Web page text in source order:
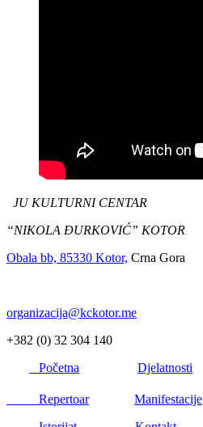
JU KULTURNI CENTAR
“NIKOLA ĐURKOVIĆ” KOTOR
Obala bb, 85330 Kotor, Crna Gora
organizacija@kckotor.me
+382 (0) 32 304 140
Početna
Djelatnosti
Repertoar
Manifestacije